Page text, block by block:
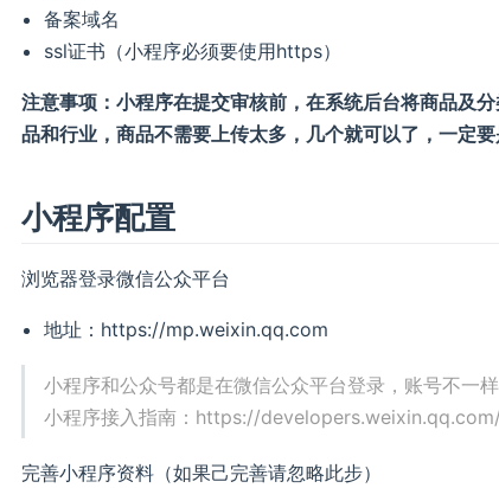
备案域名
ssl证书（小程序必须要使用https）
注意事项：小程序在提交审核前，在系统后台将商品及
品和行业，商品不需要上传太多，几个就可以了，一定
小程序配置
浏览器登录微信公众平台
地址：https://mp.weixin.qq.com
小程序和公众号都是在微信公众平台登录，账号不一样
小程序接入指南：https://
完善小程序资料（如果己完善请忽略此步）